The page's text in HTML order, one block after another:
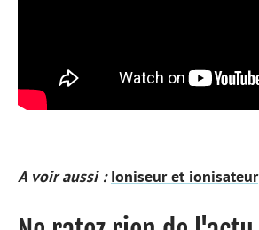
A voir aussi : Ioniseur et ionisateur